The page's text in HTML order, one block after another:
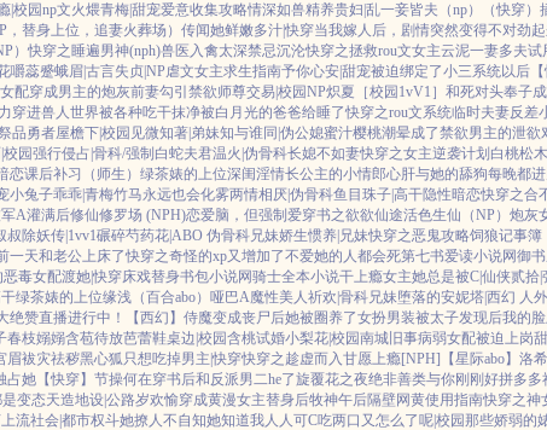
|校园np文火煨青梅|甜宠爱意收集攻略情深如兽精养贵妇|乱一妾皆夫（np） （快穿）
，替身上位，追妻火葬场） 传闻她鲜嫩多汁|快穿当我嫁人后，剧情突然变得不对劲
）快穿之睡遍男神(nph)兽医 入禽太深禁忌沉沦快穿之拯救rou文女主云泥一妻多夫试
嚼蕊蹙蛾眉|古言失贞|NP虐文女主求生指南予你心安|甜宠被迫绑定了小三系统以后【
配穿成男主的炮灰前妻勾引禁欲师尊交易|校园NP炽夏［校园1vV1］ 和死对头奉子
穿进兽人世界被各种吃干抹净被白月光的爸爸给睡了快穿之rou文系统临时夫妻反差
品勇者屋檐下|校园 见微知著|弟妹知与谁同|伪公媳蜜汁樱桃潮晕成了禁欲男主的泄欲
校园强行侵占|骨科/强制 白蛇夫君温火|伪骨科长媳不如妻快穿之女主逆袭计划 白桃松
恋课后补习（师生） 绿茶婊的上位深闺淫情长公主的小情郎心肝与她的舔狗每晚都
小兔子乖乖|青梅竹马永远也会化雾两情相厌|伪骨科鱼目珠子|高干隐性暗恋快穿之合
A灌满后修仙修罗场 (NPH)恋爱脑，但强制爱穿书之欲欲仙途活色生仙（NP） 炮灰
叔除妖传|1vv1碾碎芍药花|ABO 伪骨科兄妹娇生惯养|兄妹快穿之恶鬼攻略饲狼记事簿
一天和老公上床了快穿之奇怪的xp又增加了不爱她的人都会死第七书爱读小说网御
恶毒女配渡她|快穿床戏替身书包小说网骑士全本小说干上瘾女主她总是被C|仙侠贰拾|
绿茶婊的上位缘浅（百合abo）哑巴A魔性美人祈欢|骨科兄妹堕落的安妮塔|西幻 人外
绝赞直播进行中！ 【西幻】侍魔变成丧尸后她被圈养了女扮男装被太子发现后我的
春枝嫋嫋含苞待放芭蕾鞋桌边|校园含桃试婚小梨花|校园南城旧事病弱女配被迫上岗
眉袚灾祛秽黑心狐只想吃掉男主|快穿快穿之趁虚而入甘愿上瘾[NPH] 【星际abo】洛
占她 【快穿】节操何在穿书后和反派男二he了旋覆花之夜绝非善类与你刚刚好拼多多
变态天造地设|公路岁欢愉穿成黄漫女主替身后牧神午后隔壁网黄使用指南快穿之神
上流社会|都市权斗她撩人不自知她知道我人人可C吃两口又怎么了呢|校园那些娇弱的